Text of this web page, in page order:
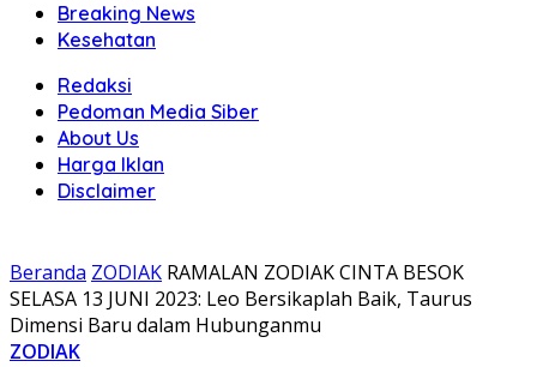
Breaking News
Kesehatan
Redaksi
Pedoman Media Siber
About Us
Harga Iklan
Disclaimer
Beranda ZODIAK RAMALAN ZODIAK CINTA BESOK
SELASA 13 JUNI 2023: Leo Bersikaplah Baik, Taurus
Dimensi Baru dalam Hubunganmu
ZODIAK